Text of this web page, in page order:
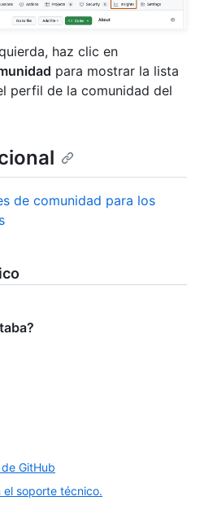
haz clic en
para mostrar la lista
perfil de la comunidad del
de comunidad para los
GitHub
el soporte técnico.